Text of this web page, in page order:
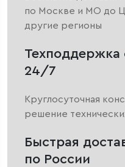
по Москве и МО до
другие регионы
Техподдержка
24/7
Круглосуточная
решение
Быстрая
по России